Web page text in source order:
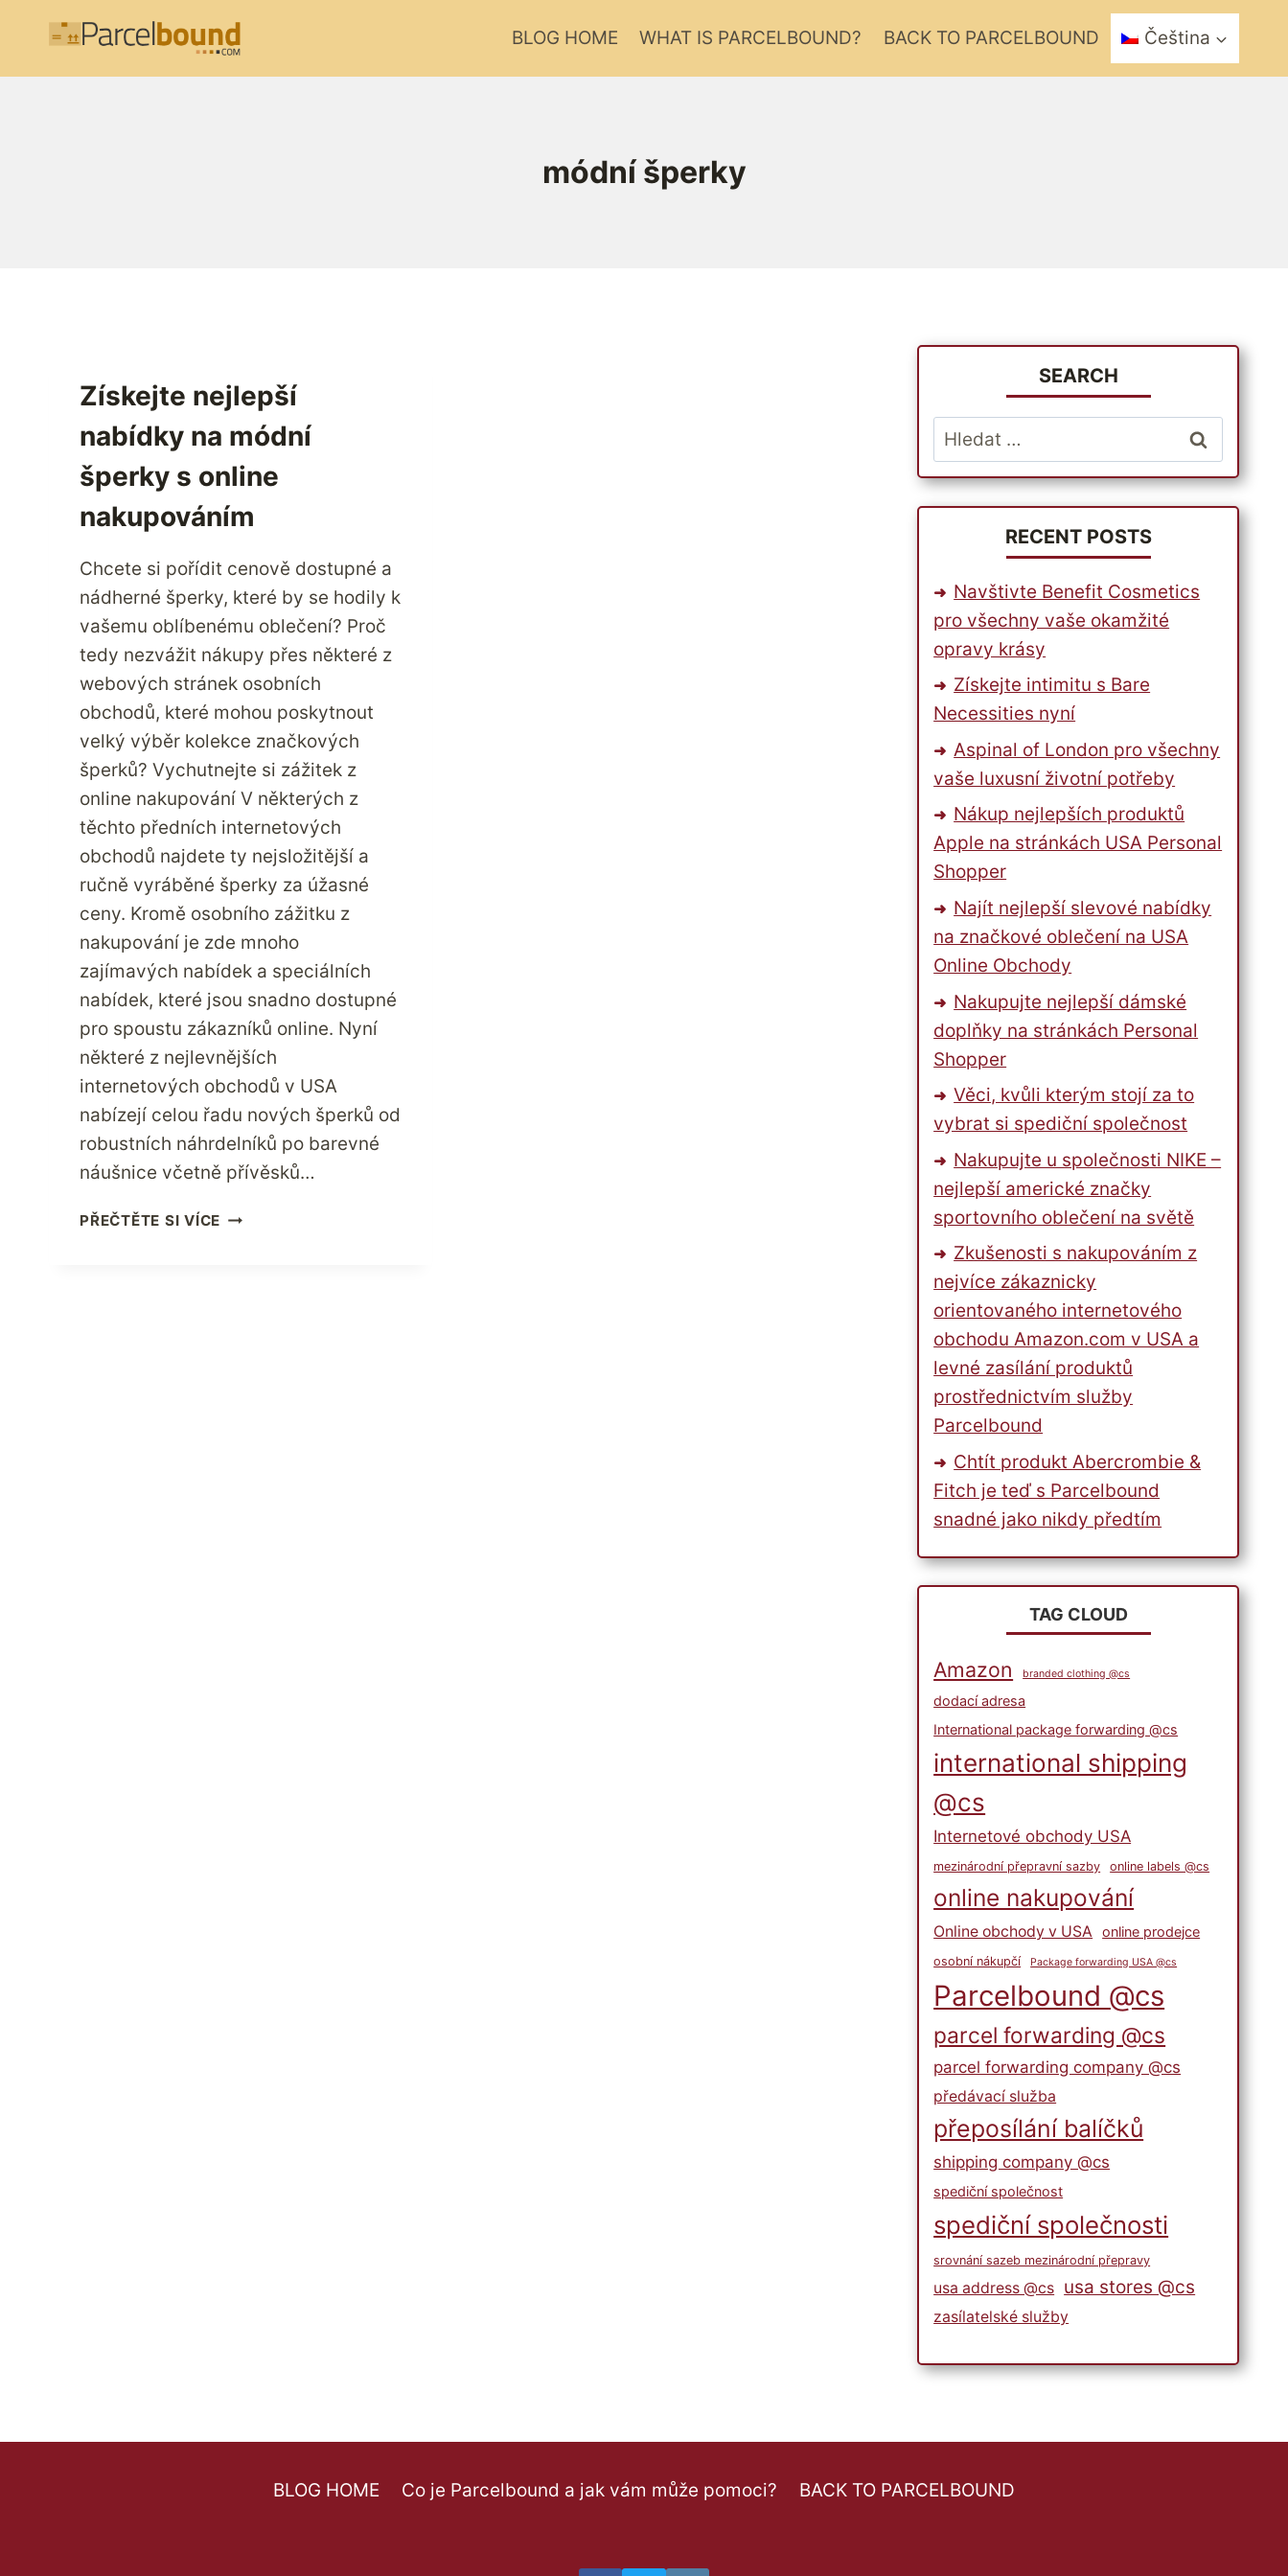
BLOG HOME WHAT IS PARCELBOUND? BACK TO PARCELBOUND Čeština
módní šperky
Získejte nejlepší
nabídky na módní
šperky s online
nakupováním
Chcete si pořídit cenově dostupné a
nádherné šperky, které by se hodily k
vašemu oblíbenému oblečení? Proč
tedy nezvážit nákupy přes některé z
webových stránek osobních
obchodů, které mohou poskytnout
velký výběr kolekce značkových
šperků? Vychutnejte si zážitek z
online nakupování V některých z
těchto předních internetových
obchodů najdete ty nejsložitější a
ručně vyráběné šperky za úžasné
ceny. Kromě osobního zážitku z
nakupování je zde mnoho
zajímavých nabídek a speciálních
nabídek, které jsou snadno dostupné
pro spoustu zákazníků online. Nyní
některé z nejlevnějších
internetových obchodů v USA
nabízejí celou řadu nových šperků od
robustních náhrdelníků po barevné
náušnice včetně přívěsků…
PŘEČTĚTE SI VÍCE ZÍSKEJTE
SEARCH
Vyhledávání
RECENT POSTS
Navštivte Benefit Cosmetics
pro všechny vaše okamžité
opravy krásy
Získejte intimitu s Bare
Necessities nyní
Aspinal of London pro všechny
vaše luxusní životní potřeby
Nákup nejlepších produktů
Apple na stránkách USA Personal
Shopper
Najít nejlepší slevové nabídky
na značkové oblečení na USA
Online Obchody
Nakupujte nejlepší dámské
doplňky na stránkách Personal
Shopper
Věci, kvůli kterým stojí za to
vybrat si spediční společnost
Nakupujte u společnosti NIKE –
nejlepší americké značky
sportovního oblečení na světě
Zkušenosti s nakupováním z
nejvíce zákaznicky
orientovaného internetového
obchodu Amazon.com v USA a
levné zasílání produktů
prostřednictvím služby
Parcelbound
Chtít produkt Abercrombie &
Fitch je teď s Parcelbound
snadné jako nikdy předtím
TAG CLOUD
Amazon branded clothing @cs
dodací adresa
International package forwarding @cs
international shipping
@cs
Internetové obchody USA
mezinárodní přepravní sazby online labels @cs
online nakupování
Online obchody v USA online prodejce
osobní nákupčí Package forwarding USA @cs
Parcelbound @cs
parcel forwarding @cs
parcel forwarding company @cs
předávací služba
přeposílání balíčků
shipping company @cs
spediční společnost
spediční společnosti
srovnání sazeb mezinárodní přepravy
usa address @cs usa stores @cs
zasílatelské služby
BLOG HOME Co je Parcelbound a jak vám může pomoci? BACK TO PARCELBOUND